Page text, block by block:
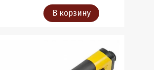
В корзину